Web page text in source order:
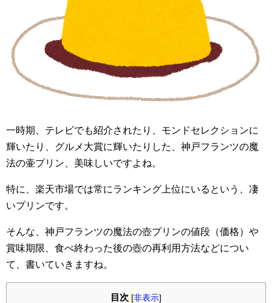
一時期、テレビでも紹介されたり、モンドセレクションに
輝いたり、グルメ大賞に輝いたりした、神戸フランツの魔
法の壷プリン、美味しいですよね。
特に、楽天市場では常にランキング上位にいるという、凄
いプリンです。
そんな、神戸フランツの魔法の壺プリンの値段（価格）や
賞味期限、食べ終わった後の壺の再利用方法などについ
て、書いていきますね。
目次 [非表示]